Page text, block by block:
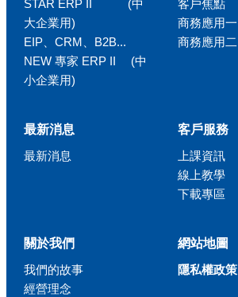
STAR ERP II (中
大企業用)
EIP、CRM、B2B...
NEW 專家 ERP II (中
小企業用)
客戶焦點
商務應用一
商務應用二
最新消息
最新消息
客戶服務
上課資訊
線上教學
下載專區
關於我們
我們的故事
經營理念
網站地圖
隱私權政策